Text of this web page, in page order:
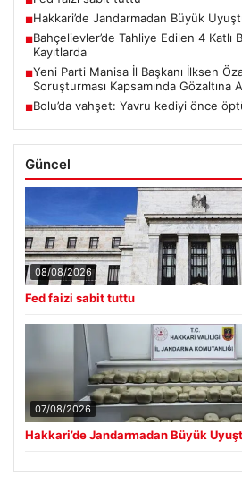
■Hakkari’de Jandarmadan Büyük
■Bahçelievler’de Tahliye Edilen 4 Katlı
Kayıtlarda
■Yeni Parti Manisa İl Başkanı İlksen
Soruşturması Kapsamında Gözaltına
■Bolu’da vahşet: Yavru kediyi önce
Güncel
08/08/2026
Fed faizi sabit tuttu
07/08/2026
Hakkari’de Jandarmadan Büyük